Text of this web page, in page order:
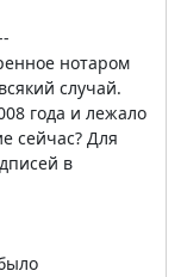
нотаром
случай.
года и лежало
сейчас? Для
в